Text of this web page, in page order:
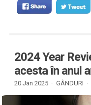
2024 Year
acesta în anul
20 Jan 2025 · GÂNDURI ·